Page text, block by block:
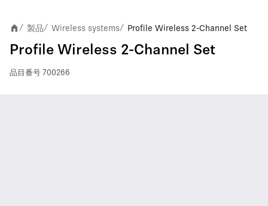
/ 製品/ Wireless systems/ Profile Wireless 2-Channel Set
Profile Wireless 2-Channel Set
品目番号 700266